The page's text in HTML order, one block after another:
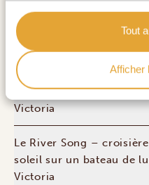
Tout
Afficher
ACTIVITÉS:
Visite guidée des chutes
Déjeuner au Lookout
Victoria
Le River Song –
soleil sur un bateau de
Victoria